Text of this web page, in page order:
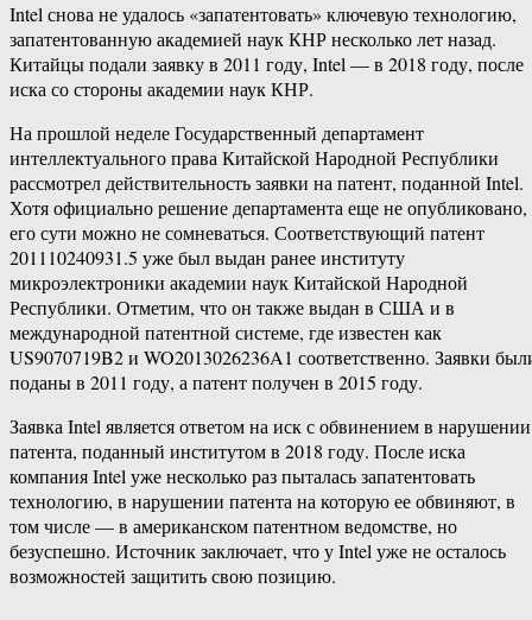
Intel снова не удалось «запатентовать» ключевую технологию,
запатентованную академией наук КНР несколько лет назад.
Китайцы подали заявку в 2011 году, Intel — в 2018 году, после
иска со стороны академии наук КНР.
На прошлой неделе Государственный департамент
интеллектуального права Китайской Народной Республики
рассмотрел действительность заявки на патент, поданной Intel.
Хотя официально решение департамента еще не опубликовано,
его сути можно не сомневаться. Соответствующий патент
201110240931.5 уже был выдан ранее институту
микроэлектроники академии наук Китайской Народной
Республики. Отметим, что он также выдан в США и в
международной патентной системе, где известен как
US9070719B2 и WO2013026236A1 соответственно. Заявки
поданы в 2011 году, а патент получен в 2015 году.
Заявка Intel является ответом на иск с обвинением в нарушении
патента, поданный институтом в 2018 году. После иска
компания Intel уже несколько раз пыталась запатентовать
технологию, в нарушении патента на которую ее обвиняют, в
том числе — в американском патентном ведомстве, но
безуспешно. Источник заключает, что у Intel уже не осталось
возможностей защитить свою позицию.